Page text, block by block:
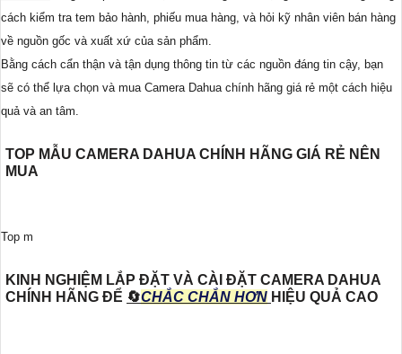
cách kiểm tra tem bảo hành, phiếu mua hàng, và hỏi kỹ nhân viên bán hàng
về nguồn gốc và xuất xứ của sản phẩm.
Bằng cách cẩn thận và tận dụng thông tin từ các nguồn đáng tin cậy, bạn
sẽ có thể lựa chọn và mua Camera Dahua chính hãng giá rẻ một cách hiệu
quả và an tâm.
TOP MẪU CAMERA DAHUA CHÍNH HÃNG GIÁ RẺ NÊN
MUA
Top m
KINH NGHIỆM LẮP ĐẶT VÀ CÀI ĐẶT CAMERA DAHUA
CHÍNH HÃNG ĐỂ 🔄CHẮC CHẮN HƠN HIỆU QUẢ CAO